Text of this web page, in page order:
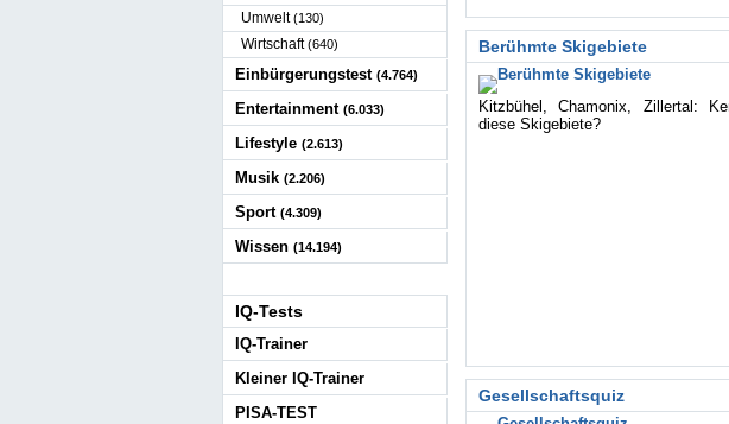
Berühmte Skigebiete
Kitzbühel, Chamonix, Zillertal:
diese Skigebiete?
Gesellschaftsquiz
Umwelt(130)
Wirtschaft(640)
Einbürgerungstest (4.764)
Entertainment (6.033)
Lifestyle (2.613)
Musik (2.206)
Sport (4.309)
Wissen (14.194)
IQ-Tests
IQ-Trainer
Kleiner IQ-Trainer
PISA-TEST